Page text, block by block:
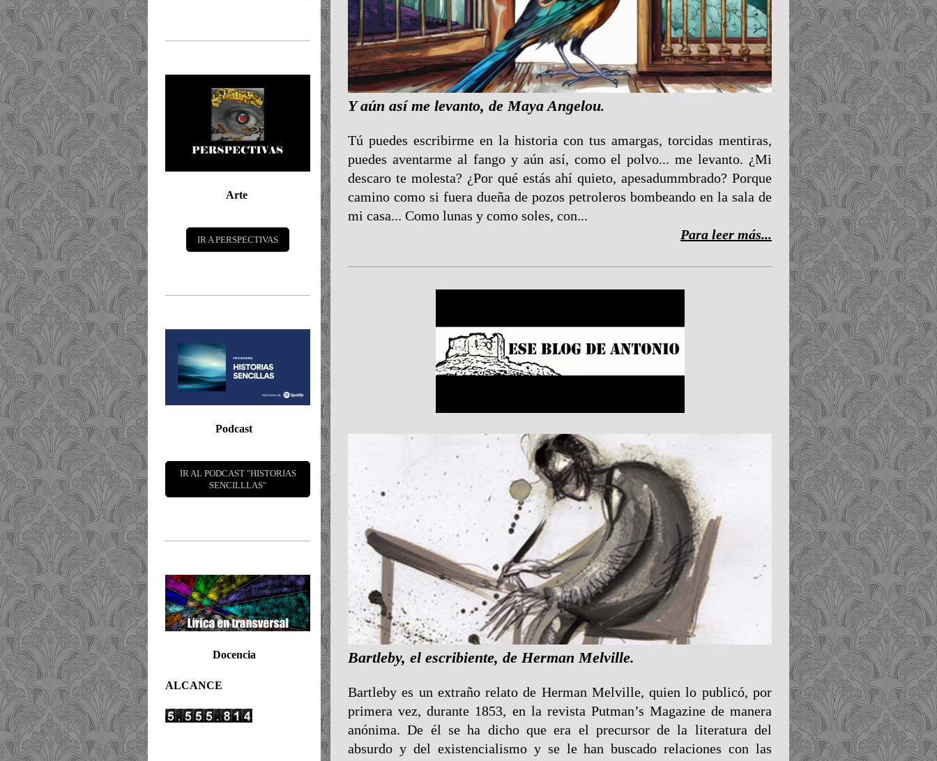
Y aún así me levanto, de Maya Angelou.
Tú puedes escribirme en la historia con tus amargas, torcidas mentiras,
puedes aventarme al fango y aún así, como el polvo... me levanto. ¿Mi
descaro te molesta? ¿Por qué estás ahí quieto, apesadummbrado? Porque
camino como si fuera dueña de pozos petroleros bombeando en la sala de
mi casa... Como lunas y como soles, con...
Para leer más...
Bartleby, el escribiente, de Herman Melville.
Bartleby es un extraño relato de Herman Melville, quien lo publicó, por
primera vez, durante 1853, en la revista Putman’s Magazine de manera
anónima. De él se ha dicho que era el precursor de la literatura del
absurdo y del existencialismo y se le han buscado relaciones con las
Arte
IR A PERSPECTIVAS
Podcast
IR AL PODCAST "HISTORIAS
SENCILLLAS"
Docencia
ALCANCE